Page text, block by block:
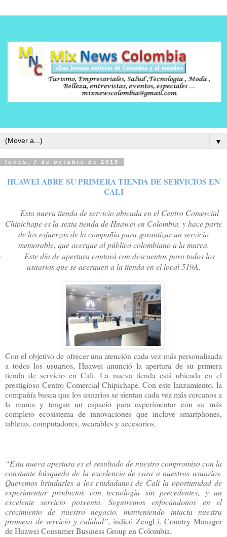
▼
lunes, 7 de octubre de 2019
HUAWEI ABRE SU PRIMERA TIENDA DE SERVICIOS EN
CALI
Esta nueva tienda de servicio ubicada en el Centro Comercial
Chipichape es la sexta tienda de Huawei en Colombia, y hace parte
de los esfuerzos de la compañía para garantizar un servicio
memorable, que acerque al público colombiano a la marca.
·
Este día de apertura contará con descuentos para todos los
usuarios que se acerquen a la tienda en el local 519A.
Con el objetivo de ofrecer una atención cada vez más personalizada
a todos los usuarios, Huawei anunció la apertura de su primera
tienda de servicio en Cali. La nueva tienda está ubicada en el
prestigioso Centro Comercial Chipichape. Con este lanzamiento, la
compañíabuscaque los usuarios se sientan cada vez más cercanos a
la marca y tengan un espacio para experimentar con su más
completo ecosistema de innovaciones que incluye smartphones,
tabletas, computadores, wearables y accesorios.
“Esta nueva apertura es el resultado de nuestro compromiso con la
constante búsqueda de la excelencia de cara a nuestros usuarios.
Queremos brindarles a los ciudadanos de Cali la oportunidad de
experimentar productos con tecnología sin precedentes, y un
excelente servicio posventa. Seguiremos enfocándonos en el
crecimiento de nuestro negocio, manteniendo intacta nuestra
promesa de servicio y calidad”, indicó ZengLi, Country Manager
de Huawei Consumer Business Group en Colombia.